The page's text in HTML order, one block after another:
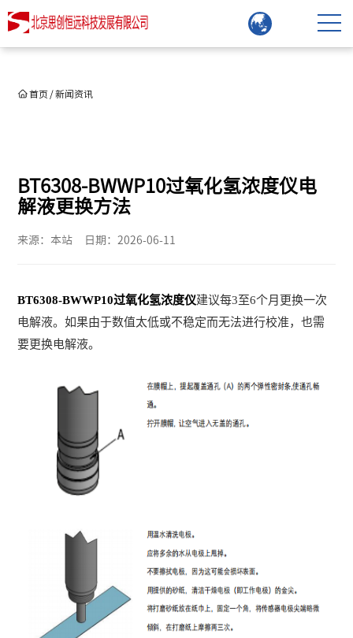
首页 / 新闻资讯
BT6308-BWWP10过氧化氢浓度仪电
解液更换方法
来源：本站 日期：2026-06-11
BT6308-BWWP10过氧化氢浓度仪建议每3至6个月更换一次
电解液。如果由于数值太低或不稳定而无法进行校准，也需
要更换电解液。